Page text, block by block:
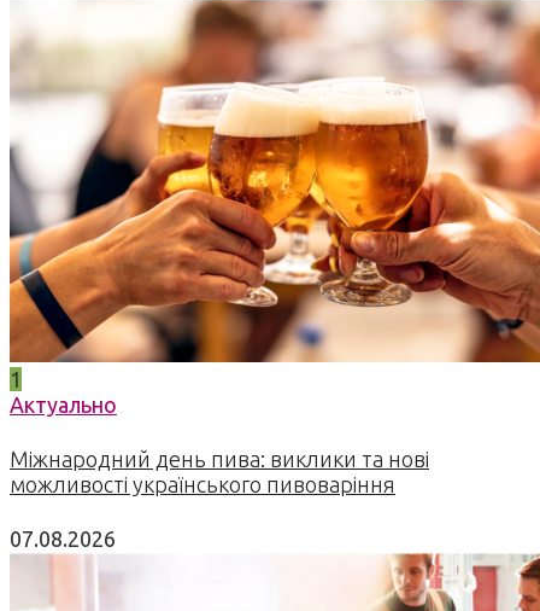
1
Актуально
Міжнародний день пива: виклики та нові
можливості українського пивоваріння
07.08.2026